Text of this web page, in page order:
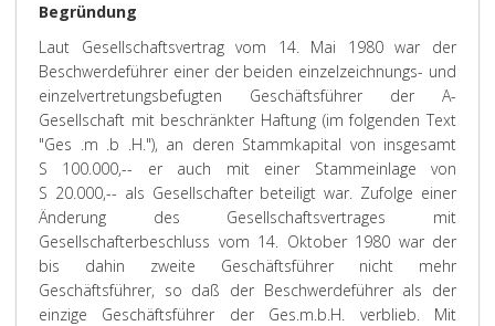
Begründung
Laut Gesellschaftsvertrag vom 14. Mai 1980 war der
Beschwerdeführer einer der beiden einzelzeichnungs- und
einzelvertretungsbefugten Geschäftsführer der A-
Gesellschaft mit beschränkter Haftung (im folgenden Text
"Ges .m .b .H."), an deren Stammkapital von insgesamt
S 100.000,-- er auch mit einer Stammeinlage von
S 20.000,-- als Gesellschafter beteiligt war. Zufolge einer
Änderung des Gesellschaftsvertrages mit
Gesellschafterbeschluss vom 14. Oktober 1980 war der
bis dahin zweite Geschäftsführer nicht mehr
Geschäftsführer, so daß der Beschwerdeführer als der
einzige Geschäftsführer der Ges.m.b.H. verblieb. Mit